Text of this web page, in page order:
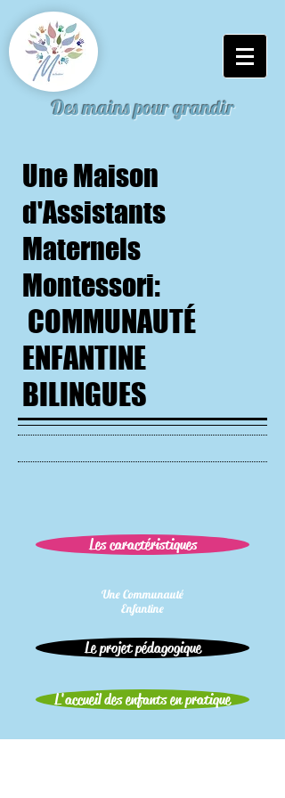
Des mains pour grandir
Une Maison
d'Assistants
Maternels
Montessori:
COMMUNAUTÉ
ENFANTINE
BILINGUES
Les caractéristiques
Une Communauté
Enfantine
Le projet pédagogique
L'accueil des enfants en pratique